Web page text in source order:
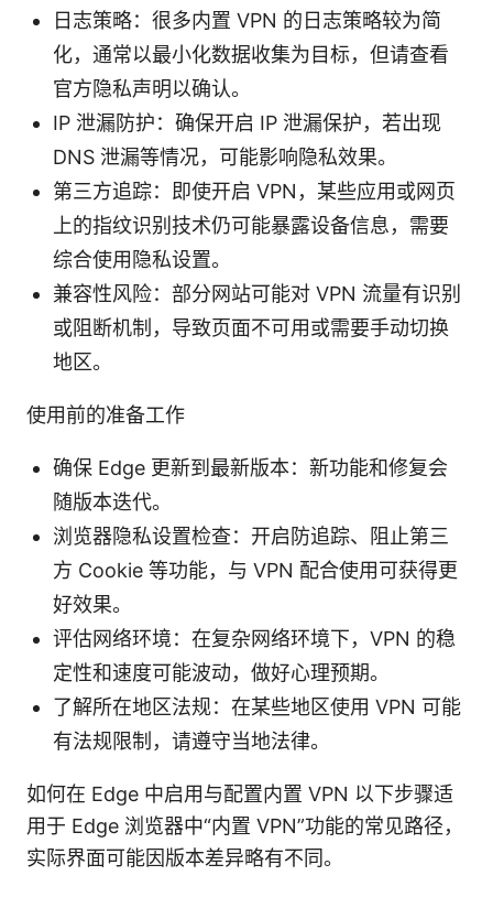
日志策略：很多内置 VPN 的日志策略较为简
化，通常以最小化数据收集为目标，但请查看
官方隐私声明以确认。
IP 泄漏防护：确保开启 IP 泄漏保护，若出现
DNS 泄漏等情况，可能影响隐私效果。
第三方追踪：即使开启 VPN，某些应用或网页
上的指纹识别技术仍可能暴露设备信息，需要
综合使用隐私设置。
兼容性风险：部分网站可能对 VPN 流量有识别
或阻断机制，导致页面不可用或需要手动切换
地区。
使用前的准备工作
确保 Edge 更新到最新版本：新功能和修复会
随版本迭代。
浏览器隐私设置检查：开启防追踪、阻止第三
方 Cookie 等功能，与 VPN 配合使用可获得更
好效果。
评估网络环境：在复杂网络环境下，VPN 的稳
定性和速度可能波动，做好心理预期。
了解所在地区法规：在某些地区使用 VPN 可能
有法规限制，请遵守当地法律。
如何在 Edge 中启用与配置内置 VPN 以下步骤适
用于 Edge 浏览器中“内置 VPN”功能的常见路径，
实际界面可能因版本差异略有不同。